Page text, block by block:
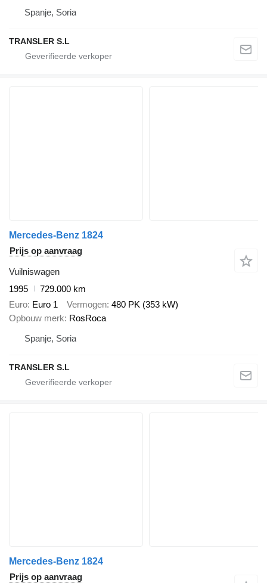
Spanje, Soria
TRANSLER S.L
Mercedes-Benz 1824
Prijs op aanvraag
Vuilniswagen
1995
729.000 km
Euro Euro 1 Vermogen 480 PK (353 kW)
Opbouw merk RosRoca
Spanje, Soria
TRANSLER S.L
Mercedes-Benz 1824
Prijs op aanvraag